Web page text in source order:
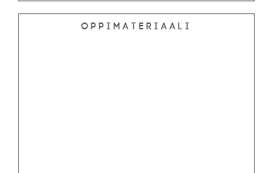
Oppimateriaali